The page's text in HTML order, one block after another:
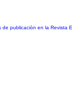
de publicación en la Revista